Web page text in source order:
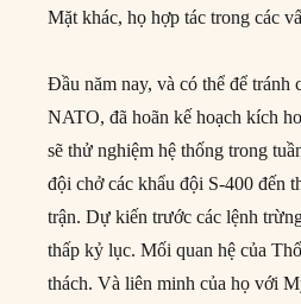
Mặt khác, họ hợp tác trong các
Đầu năm nay, và có thể để
NATO, đã hoãn kế hoạch kích
sẽ thử nghiệm hệ thống trong
đội chở các khẩu đội S-400 đến
trận. Dự kiến trước các lệnh
thấp kỷ lục. Mối quan hệ của
thách. Và liên minh của họ với